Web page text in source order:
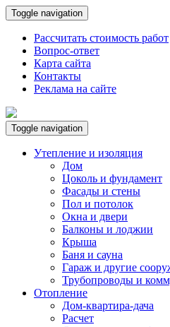
Toggle navigation
Рассчитать стоимость работ
Вопрос-ответ
Карта сайта
Контакты
Реклама на сайте
Toggle navigation
Утепление и изоляция
Дом
Цоколь и фундамент
Фасады и стены
Пол и потолок
Окна и двери
Балконы и лоджии
Крыша
Баня и сауна
Гараж и другие
Трубопроводы и
Отопление
Дом-квартира-дача
Расчет